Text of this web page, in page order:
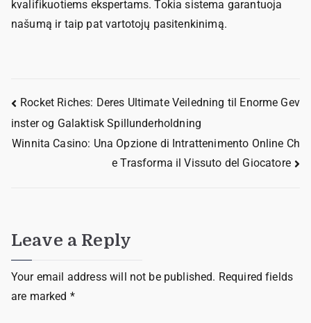
kvalifikuotiems ekspertams. Tokia sistema garantuoja
našumą ir taip pat vartotojų pasitenkinimą.
Rocket Riches: Deres Ultimate Veiledning til Enorme Gev
inster og Galaktisk Spillunderholdning
Winnita Casino: Una Opzione di Intrattenimento Online Ch
e Trasforma il Vissuto del Giocatore
Leave a Reply
Your email address will not be published. Required fields
are marked *